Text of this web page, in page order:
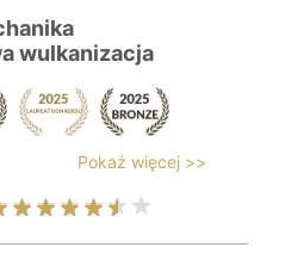
wulkanizacja
Pokaż więcej >>